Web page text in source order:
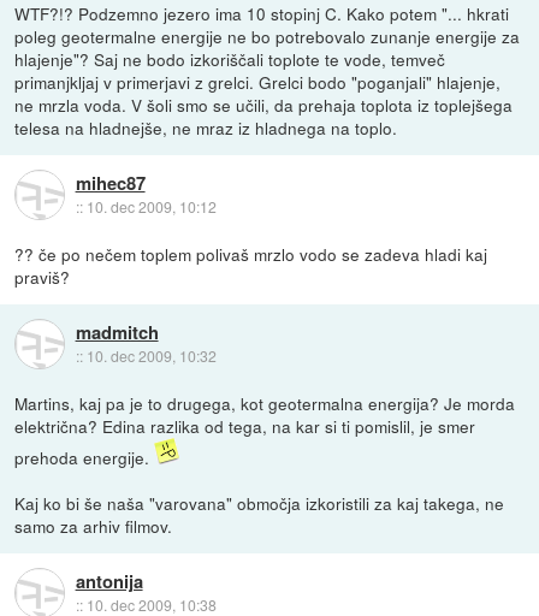
WTF?!? Podzemno jezero ima 10 stopinj C. Kako potem "... hkrati
poleg geotermalne energije ne bo potrebovalo zunanje energije za
hlajenje"? Saj ne bodo izkoriščali toplote te vode, temveč
primanjkljaj v primerjavi z grelci. Grelci bodo "poganjali" hlajenje,
ne mrzla voda. V šoli smo se učili, da prehaja toplota iz toplejšega
telesa na hladnejše, ne mraz iz hladnega na toplo.
mihec87
:: 10. dec 2009, 10:12
?? če po nečem toplem polivaš mrzlo vodo se zadeva hladi kaj
praviš?
madmitch
:: 10. dec 2009, 10:32
Martins, kaj pa je to drugega, kot geotermalna energija? Je morda
električna? Edina razlika od tega, na kar si ti pomislil, je smer
prehoda energije.
Kaj ko bi še naša "varovana" območja izkoristili za kaj takega, ne
samo za arhiv filmov.
antonija
:: 10. dec 2009, 10:38